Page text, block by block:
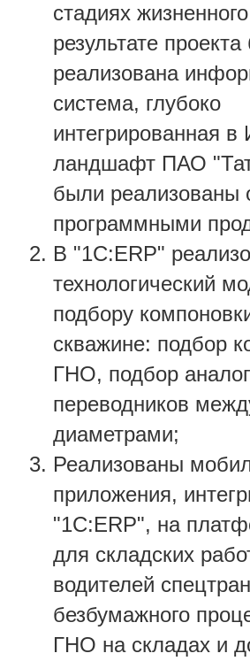
стадиях
результате
реализована
система, глубоко
интегрированная в
ландшафт ПАО
были реализованы
программными
В "1С:ERP"
технологический
подбору
скважине: подбор
ГНО, подбор
переводников
диаметрами;
Реализованы
приложения,
"1С:ERP", на
для складских
водителей
безбумажного
ГНО на складах и